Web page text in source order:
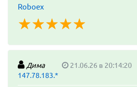
Roboex
☆☆☆☆☆
★★★★★
Дима 21.06.26 в 20:14:20
147.78.183.*